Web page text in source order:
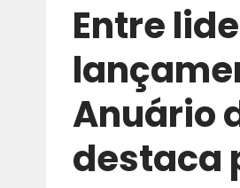
Entre
Anuário
destaca